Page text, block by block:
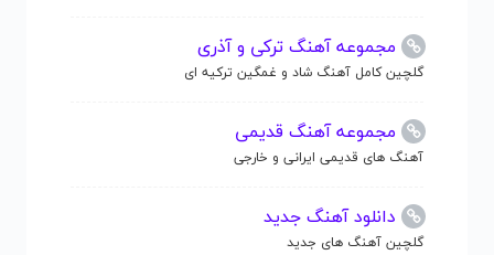
مجموعه آهنگ ترکی و آذری
گلچین کامل آهنگ شاد و غمگین ترکیه ای
مجموعه آهنگ قدیمی
آهنگ های قدیمی ایرانی و خارجی
دانلود آهنگ جدید
گلچین آهنگ های جدید